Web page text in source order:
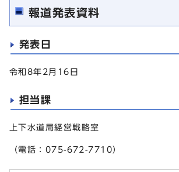
報道発表資料
発表日
令和8年2月16日
担当課
上下水道局経営戦略室
（電話：075-672-7710）